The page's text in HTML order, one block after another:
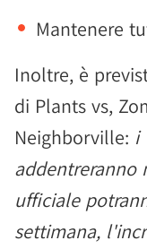
Mantenere
Inoltre, è
di Plants vs,
Neighborville: i
addentreranno
ufficiale
settimana,